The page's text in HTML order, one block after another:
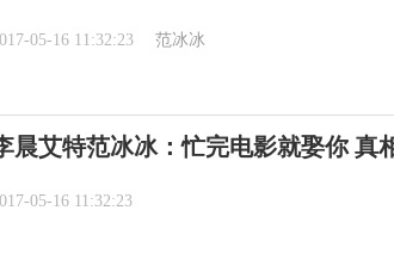
05-16 11:32:23 范冰冰
晨艾特范冰冰：忙完电影就娶你 真
05-16 11:32:23